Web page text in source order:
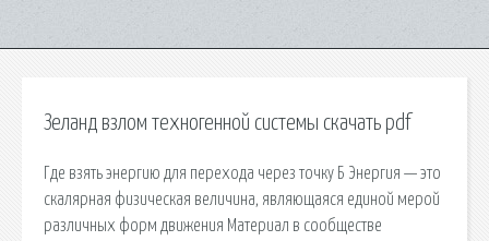
Зеланд взлом техногенной системы скачать pdf
Где взять энергию для перехода через точку Б Энергия — это
скалярная физическая величина, являющаяся единой мерой
различных форм движения Материал в сообществе